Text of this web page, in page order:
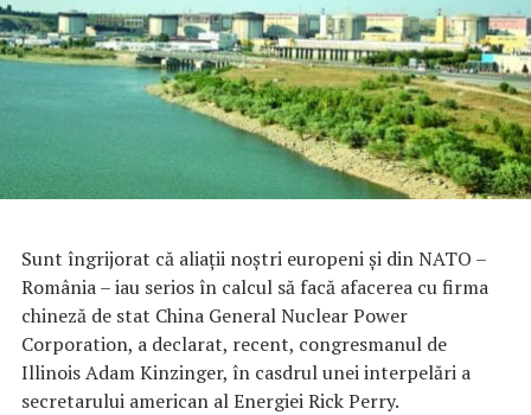
Sunt îngrijorat că aliații noștri europeni şi din NATO –
România – iau serios în calcul să facă afacerea cu firma
chineză de stat China General Nuclear Power
Corporation, a declarat, recent, congresmanul de
Illinois Adam Kinzinger, în casdrul unei interpelări a
secretarului american al Energiei Rick Perry.